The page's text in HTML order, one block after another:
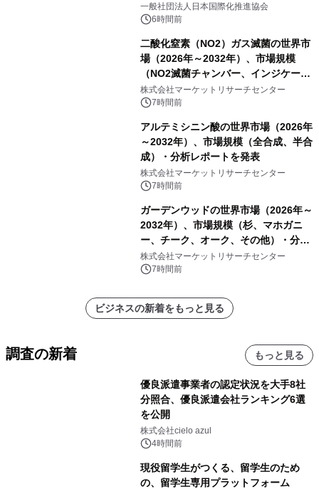
一般社団法人日本国際化推進協会
6時間前
二酸化窒素（NO2）ガス滅菌の世界市
場（2026年～2032年）、市場規模
（NO2滅菌チャンバー、インジケータ
ーおよびモニタリングシステム、その
他）・分析レポートを発表
株式会社マーケットリサーチセンター
7時間前
アルテミシニン酸の世界市場（2026年
～2032年）、市場規模（全合成、半合
成）・分析レポートを発表
株式会社マーケットリサーチセンター
7時間前
ガーデンウッドの世界市場（2026年～
2032年）、市場規模（杉、マホガニ
ー、チーク、オーク、その他）・分析
レポートを発表
株式会社マーケットリサーチセンター
7時間前
ビジネスの新着をもっと見る
調査の新着 もっと見る
優良派遣事業者の認定状況を大手8社
分照合、優良派遣会社ランキング6選
を公開
株式会社cielo azul
4時間前
現役留学生がつくる、留学生のため
の、留学生専用プラットフォーム